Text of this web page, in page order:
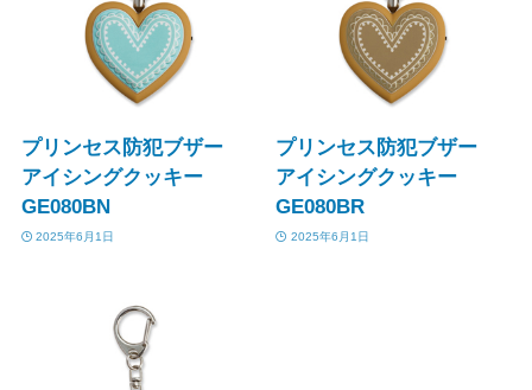
プリンセス防犯ブザー
アイシングクッキー
GE080BN
2025年6月1日
プリンセス防犯ブザー
アイシングクッキー
GE080BR
2025年6月1日